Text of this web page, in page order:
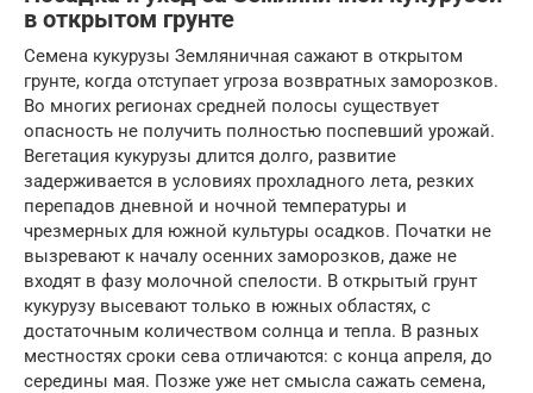
в открытом грунте
Семена кукурузы Земляничная сажают в открытом
грунте, когда отступает угроза возвратных заморозков.
Во многих регионах средней полосы существует
опасность не получить полностью поспевший урожай.
Вегетация кукурузы длится долго, развитие
задерживается в условиях прохладного лета, резких
перепадов дневной и ночной температуры и
чрезмерных для южной культуры осадков. Початки не
вызревают к началу осенних заморозков, даже не
входят в фазу молочной спелости. В открытый грунт
кукурузу высевают только в южных областях, с
достаточным количеством солнца и тепла. В разных
местностях сроки сева отличаются: с конца апреля, до
середины мая. Позже уже нет смысла сажать семена,